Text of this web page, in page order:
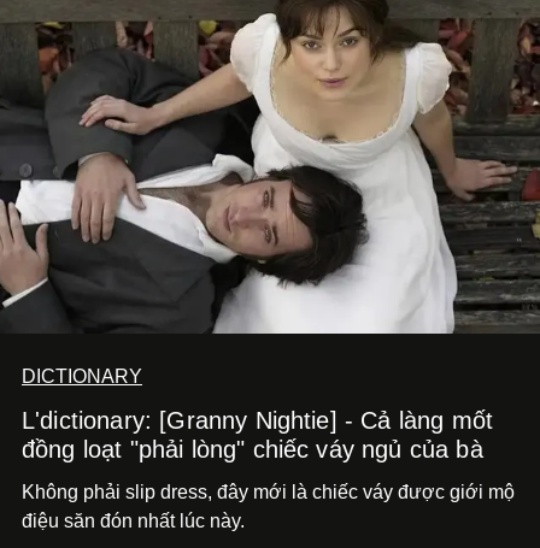
DICTIONARY
L'dictionary: [Granny Nightie] - Cả làng mốt
đồng loạt "phải lòng" chiếc váy ngủ của bà
Không phải slip dress, đây mới là chiếc váy được giới mộ
điệu săn đón nhất lúc này.